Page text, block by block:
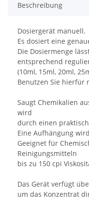
Beschreibung
Dosiergerät manuell.
Es dosiert eine
Die Dosiermenge
entsprechend
(10ml, 15ml, 20ml,
Benutzen Sie hierfür
Saugt Chemikalien
wird
durch einen
Eine Aufhängung
Geeignet für
Reinigungsmitteln
bis zu 150 cpi
Das Gerät verfügt
um das Konzentrat